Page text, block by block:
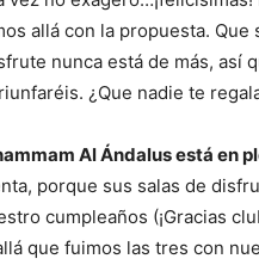
allá con la propuesta.
nunca está de más, así
¿Que nadie te
Al Ándalus está en
porque sus salas de
cumpleaños (¡Gracias
que fuimos las tres con